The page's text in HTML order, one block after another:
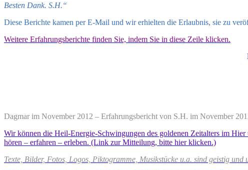
Besten Dank. S.H.“
Diese Berichte kamen per E-Mail und wir erhielten die Erlaubnis, sie zu
Weitere Erfahrungsberichte finden Sie, indem Sie in diese Zeile klicken.
Dagmar im November 2012 – Erfahrungsbericht von S.H. im November
Wir können die Heil-Energie-Schwingungen des goldenen Zeitalters im Hier
hören – erfahren – erleben. (Link zur Mitteilung, bitte hier klicken.)
Texte, Bilder, Fotos, Logos, Piktogramme, Musikstücke u.a. sind geistig